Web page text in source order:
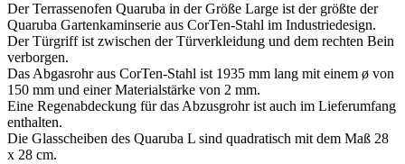
Der Terrassenofen Quaruba in der Größe Large ist der größte der
Quaruba Gartenkaminserie aus CorTen-Stahl im Industriedesign.
Der Türgriff ist zwischen der Türverkleidung und dem rechten Bein
verborgen.
Das Abgasrohr aus CorTen-Stahl ist 1935 mm lang mit einem ø von
150 mm und einer Materialstärke von 2 mm.
Eine Regenabdeckung für das Abzusgrohr ist auch im Lieferumfang
enthalten.
Die Glasscheiben des Quaruba L sind quadratisch mit dem Maß 28
x 28 cm.